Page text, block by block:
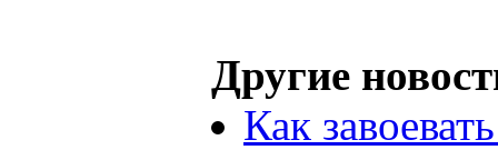
Другие
Как